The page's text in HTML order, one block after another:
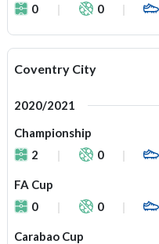
0
0
Coventry City
2020/2021
Championship
2
0
FA Cup
0
0
Carabao Cup